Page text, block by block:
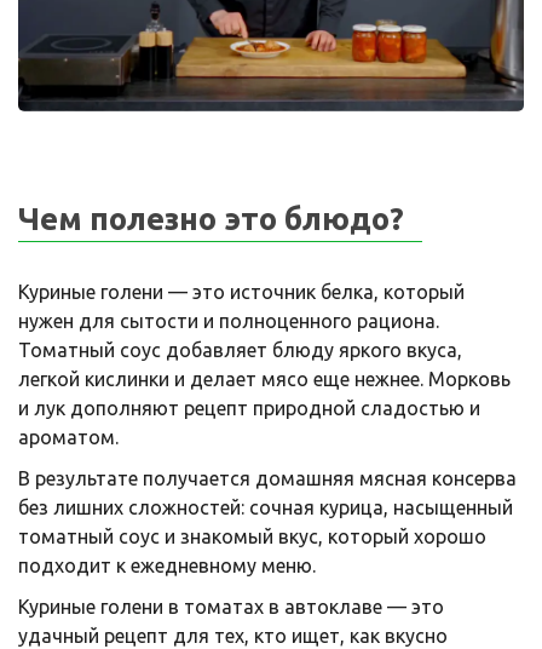
Чем полезно это блюдо?
Куриные голени — это источник белка, который
нужен для сытости и полноценного рациона.
Томатный соус добавляет блюду яркого вкуса,
легкой кислинки и делает мясо еще нежнее. Морковь
и лук дополняют рецепт природной сладостью и
ароматом.
В результате получается домашняя мясная консерва
без лишних сложностей: сочная курица, насыщенный
томатный соус и знакомый вкус, который хорошо
подходит к ежедневному меню.
Куриные голени в томатах в автоклаве — это
удачный рецепт для тех, кто ищет, как вкусно